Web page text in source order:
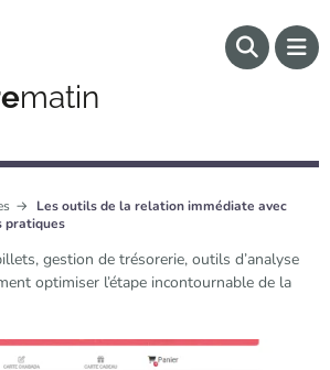
matin
Les outils de la relation immédiate avec
pratiques
gestion de trésorerie, outils d’analyse
optimiser l’étape incontournable de la